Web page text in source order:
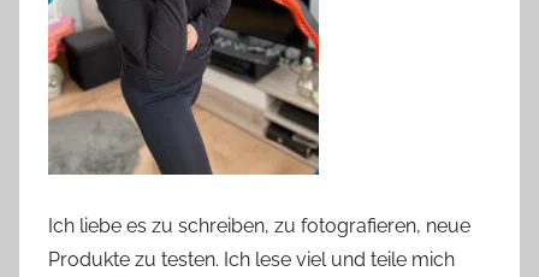
Ich liebe es zu schreiben, zu fotografieren, neue
Produkte zu testen. Ich lese viel und teile mich